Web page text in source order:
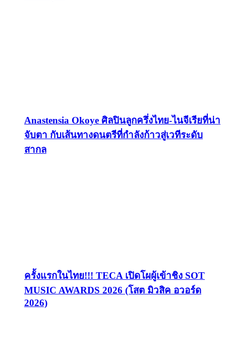
Anastensia Okoye ศิลปินลูกครึ่งไทย-ไนจีเรียที่น่า
จับตา กับเส้นทางดนตรีที่กำลังก้าวสู่เวทีระดับ
สากล
ครั้งแรกในไทย!!! TECA เปิดโผผู้เข้าชิง SOT
MUSIC AWARDS 2026 (โสต มิวสิค อวอร์ด
2026)